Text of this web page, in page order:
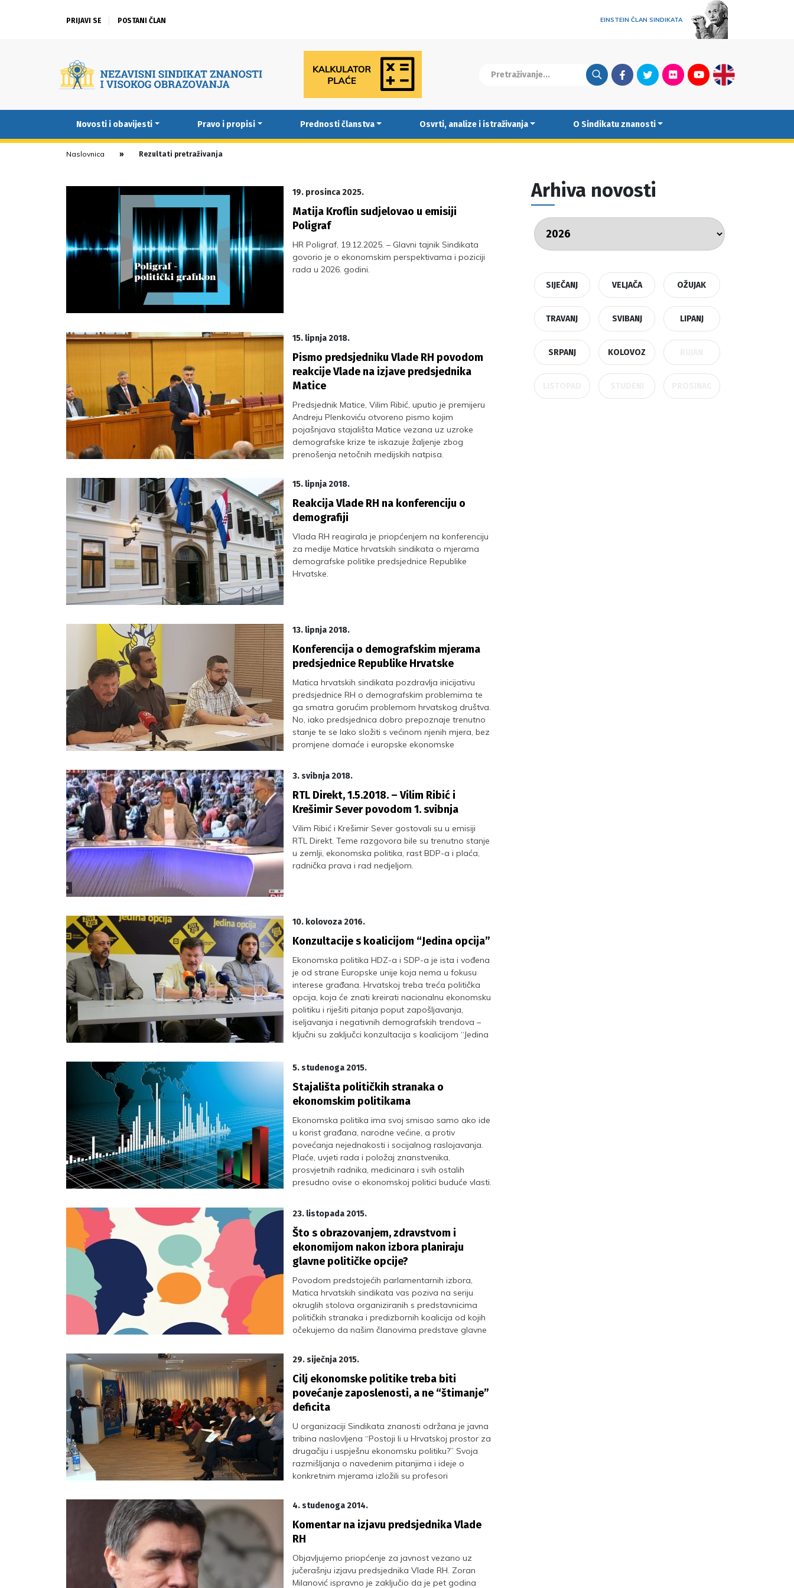
PRIJAVI SE POSTANI ČLAN EINSTEIN ČLAN SINDIKATA
FacebookTwitterFlickrYoutubeEnglish
Novosti i obavijesti Pravo i propisi Prednosti članstva Osvrti, analize i istraživanja O Sindikatu znanosti
Naslovnica Rezultati pretraživanja
19. prosinca 2025.
Matija Kroflin sudjelovao u emisiji
Poligraf
HR Poligraf, 19.12.2025. – Glavni tajnik Sindikata
govorio je o ekonomskim perspektivama i poziciji
rada u 2026. godini.
15. lipnja 2018.
Pismo predsjedniku Vlade RH povodom
reakcije Vlade na izjave predsjednika
Matice
Predsjednik Matice, Vilim Ribić, uputio je premijeru
Andreju Plenkoviću otvoreno pismo kojim
pojašnjava stajališta Matice vezana uz uzroke
demografske krize te iskazuje žaljenje zbog
prenošenja netočnih medijskih natpisa.
15. lipnja 2018.
Reakcija Vlade RH na konferenciju o
demografiji
Vlada RH reagirala je priopćenjem na konferenciju
za medije Matice hrvatskih sindikata o mjerama
demografske politike predsjednice Republike
Hrvatske.
13. lipnja 2018.
Konferencija o demografskim mjerama
predsjednice Republike Hrvatske
Matica hrvatskih sindikata pozdravlja inicijativu
predsjednice RH o demografskim problemima te
ga smatra gorućim problemom hrvatskog društva.
No, iako predsjednica dobro prepoznaje trenutno
stanje te se lako složiti s većinom njenih mjera, bez
promjene domaće i europske ekonomske
demografskih problema.
3. svibnja 2018.
RTL Direkt, 1.5.2018. – Vilim Ribić i
Krešimir Sever povodom 1. svibnja
Vilim Ribić i Krešimir Sever gostovali su u emisiji
RTL Direkt. Teme razgovora bile su trenutno stanje
u zemlji, ekonomska politika, rast BDP-a i plaća,
radnička prava i rad nedjeljom.
10. kolovoza 2016.
Konzultacije s koalicijom “Jedina opcija”
Ekonomska politika HDZ-a i SDP-a je ista i vođena
je od strane Europske unije koja nema u fokusu
interese građana. Hrvatskoj treba treća politička
opcija, koja će znati kreirati nacionalnu ekonomsku
politiku i riješiti pitanja poput zapošljavanja,
iseljavanja i negativnih demografskih trendova –
ključni su zaključci konzultacija s koalicijom “Jedina
5. studenoga 2015.
Stajališta političkih stranaka o
ekonomskim politikama
Ekonomska politika ima svoj smisao samo ako ide
u korist građana, narodne većine, a protiv
povećanja nejednakosti i socijalnog raslojavanja.
Plaće, uvjeti rada i položaj znanstvenika,
prosvjetnih radnika, medicinara i svih ostalih
presudno ovise o ekonomskoj politici buduće vlasti.
pregled stajališta stranaka o ekonomskim
politikama.
23. listopada 2015.
Što s obrazovanjem, zdravstvom i
ekonomijom nakon izbora planiraju
glavne političke opcije?
Povodom predstojećih parlamentarnih izbora,
Matica hrvatskih sindikata vas poziva na seriju
okruglih stolova organiziranih s predstavnicima
političkih stranaka i predizbornih koalicija od kojih
očekujemo da našim članovima predstave glavne
politika od specifičnog interesa za Maticu.
29. siječnja 2015.
Cilj ekonomske politike treba biti
povećanje zaposlenosti, a ne “štimanje”
deficita
U organizaciji Sindikata znanosti održana je javna
tribina naslovljena “Postoji li u Hrvatskoj prostor za
drugačiju i uspješnu ekonomsku politiku?” Svoja
razmišljanja o navedenim pitanjima i ideje o
konkretnim mjerama izložili su profesori
dr. sc. Boris Cota i prof. dr. sc. Ljubo Jurčić, a
uvodničar tribine bio je naš počasni predsjednik,
prof. dr. sc. Zvonimir Šikić.
4. studenoga 2014.
Komentar na izjavu predsjednika Vlade
RH
Objavljujemo priopćenje za javnost vezano uz
jučerašnju izjavu predsjednika Vlade RH. Zoran
Milanović ispravno je zaključio da je pet godina
Arhiva novosti
SIJEČANJ VELJAČA OŽUJAK
TRAVANJ SVIBANJ LIPANJ
SRPANJ KOLOVOZ